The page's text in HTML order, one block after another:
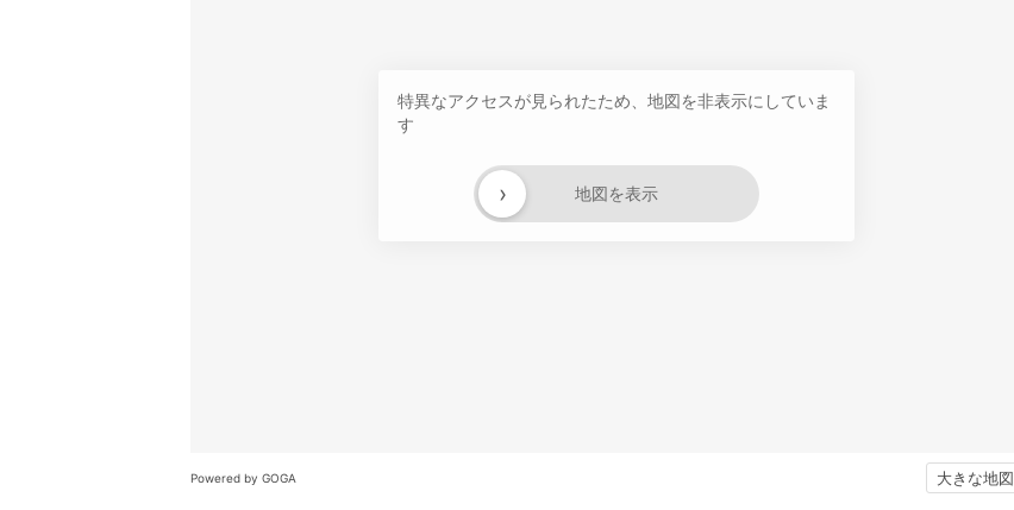
特異なアクセスが見られたため、地図を非表示にしていま
す
地図を表示
›
Powered by GOGA 大きな地図